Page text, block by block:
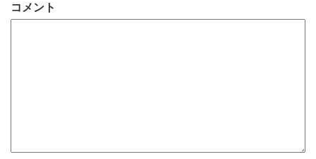
コメント